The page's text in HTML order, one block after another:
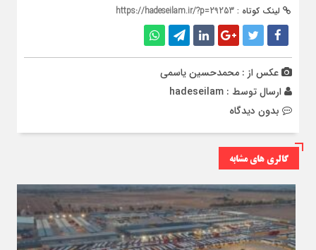
لینک کوتاه : https://hadeseilam.ir/?p=29253
عکس از : محمدحسین یاسمی
ارسال توسط : hadeseilam
بدون دیدگاه
گالری های مشابه